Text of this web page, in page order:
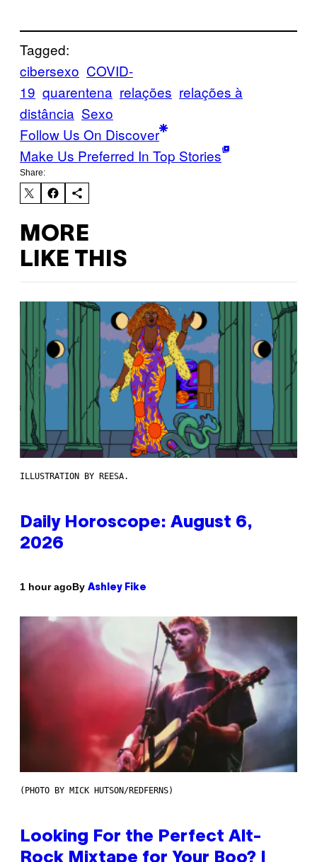
Tagged:
cibersexo COVID-
19 quarentena relações relações à
distância Sexo
Follow Us On Discover
Make Us Preferred In Top Stories
Share:
MORE
LIKE THIS
ILLUSTRATION BY REESA.
Daily Horoscope: August 6,
2026
1 hour agoBy Ashley Fike
(PHOTO BY MICK HUTSON/REDFERNS)
Looking For the Perfect Alt-
Rock Mixtape for Your Boo? I